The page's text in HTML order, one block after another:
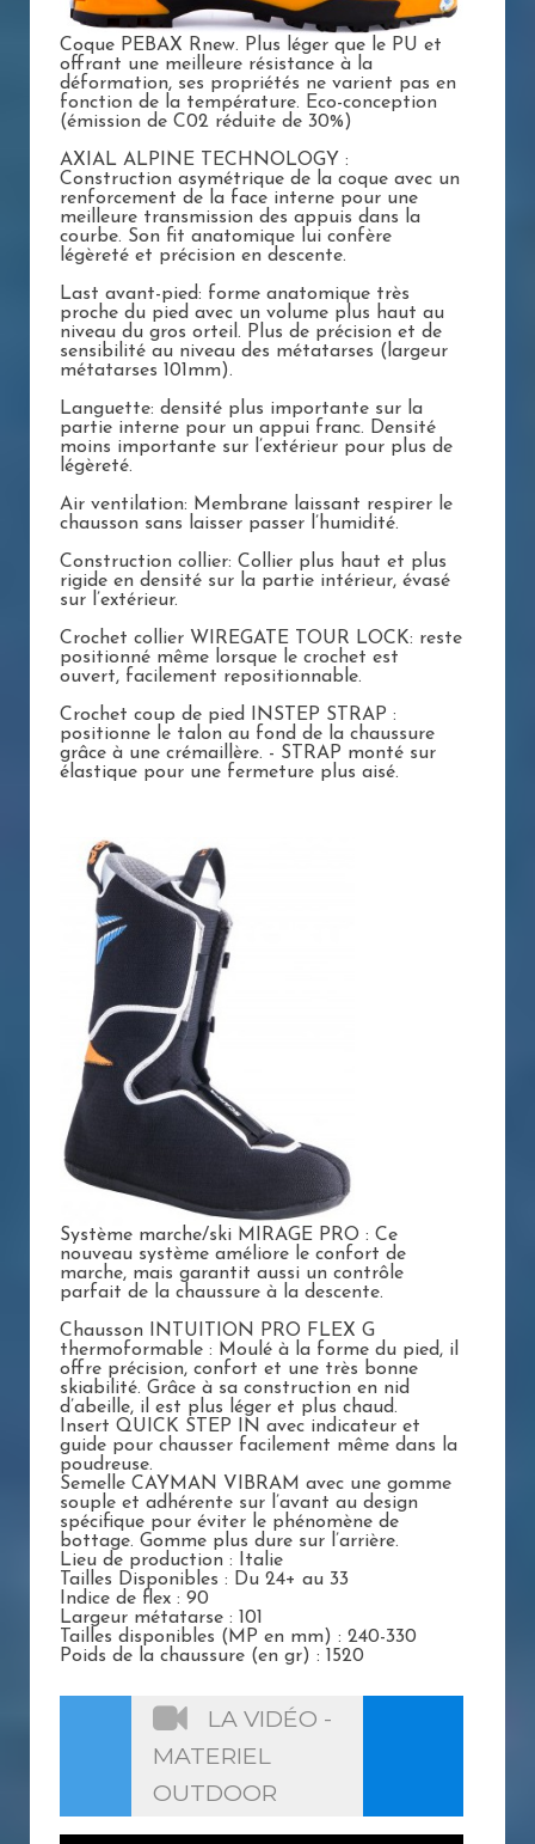
Coque PEBAX Rnew. Plus léger que le PU et
offrant une meilleure résistance à la
déformation, ses propriétés ne varient pas en
fonction de la température. Eco-conception
(émission de C02 réduite de 30%)
AXIAL ALPINE TECHNOLOGY :
Construction asymétrique de la coque avec un
renforcement de la face interne pour une
meilleure transmission des appuis dans la
courbe. Son fit anatomique lui confère
légèreté et précision en descente.
Last avant-pied: forme anatomique très
proche du pied avec un volume plus haut au
niveau du gros orteil. Plus de précision et de
sensibilité au niveau des métatarses (largeur
métatarses 101mm).
Languette: densité plus importante sur la
partie interne pour un appui franc. Densité
moins importante sur l’extérieur pour plus de
légèreté.
Air ventilation: Membrane laissant respirer le
chausson sans laisser passer l’humidité.
Construction collier: Collier plus haut et plus
rigide en densité sur la partie intérieur, évasé
sur l’extérieur.
Crochet collier WIREGATE TOUR LOCK: reste
positionné même lorsque le crochet est
ouvert, facilement repositionnable.
Crochet coup de pied INSTEP STRAP :
positionne le talon au fond de la chaussure
grâce à une crémaillère. - STRAP monté sur
élastique pour une fermeture plus aisé.
Système marche/ski MIRAGE PRO : Ce
nouveau système améliore le confort de
marche, mais garantit aussi un contrôle
parfait de la chaussure à la descente.
Chausson INTUITION PRO FLEX G
thermoformable : Moulé à la forme du pied, il
offre précision, confort et une très bonne
skiabilité. Grâce à sa construction en nid
d’abeille, il est plus léger et plus chaud.
Insert QUICK STEP IN avec indicateur et
guide pour chausser facilement même dans la
poudreuse.
Semelle CAYMAN VIBRAM avec une gomme
souple et adhérente sur l’avant au design
spécifique pour éviter le phénomène de
bottage. Gomme plus dure sur l’arrière.
Lieu de production : Italie
Tailles Disponibles : Du 24+ au 33
Indice de flex : 90
Largeur métatarse : 101
Tailles disponibles (MP en mm) : 240-330
Poids de la chaussure (en gr) : 1520
LA VIDÉO -
MATERIEL
OUTDOOR